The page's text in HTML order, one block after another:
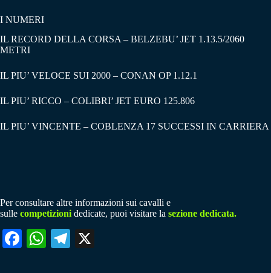
I NUMERI
IL RECORD DELLA CORSA – BELZEBU’ JET 1.13.5/2060
METRI
IL PIU’ VELOCE SUI 2000 – CONAN OP 1.12.1
IL PIU’ RICCO – COLIBRI’ JET EURO 125.806
IL PIU’ VINCENTE – COBLENZA 17 SUCCESSI IN CARRIERA
Per consultare altre informazioni sui cavalli e
sulle competizioni dedicate, puoi visitare la sezione dedicata.
Fa W
Te